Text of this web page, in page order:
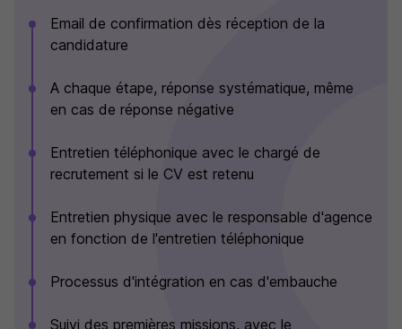
Email de confirmation dès réception de la
candidature
A chaque étape, réponse systématique, même
en cas de réponse négative
Entretien téléphonique avec le chargé de
recrutement si le CV est retenu
Entretien physique avec le responsable d'agence
en fonction de l'entretien téléphonique
Processus d'intégration en cas d'embauche
Suivi des premières missions, avec le